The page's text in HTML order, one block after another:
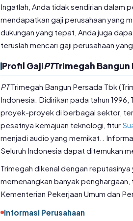
Ingatlah, Anda tidak sendirian dalam
mendapatkan gaji perusahaan yang
dukungan yang tepat, Anda juga
teruslah mencari gaji perusahaan
Profil GajiPTTrimegah Bangun
PTTrimegah Bangun Persada Tbk
Indonesia. Didirikan pada tahun 1996,
proyek-proyek di berbagai sektor,
pesatnya kemajuan teknologi, fitur
menjadi audio yang memikat..
Seluruh Indonesia dapat ditemukan
Trimegah dikenal dengan
memenangkan banyak penghargaan,
Kementerian Pekerjaan Umum dan
Informasi Perusahaan